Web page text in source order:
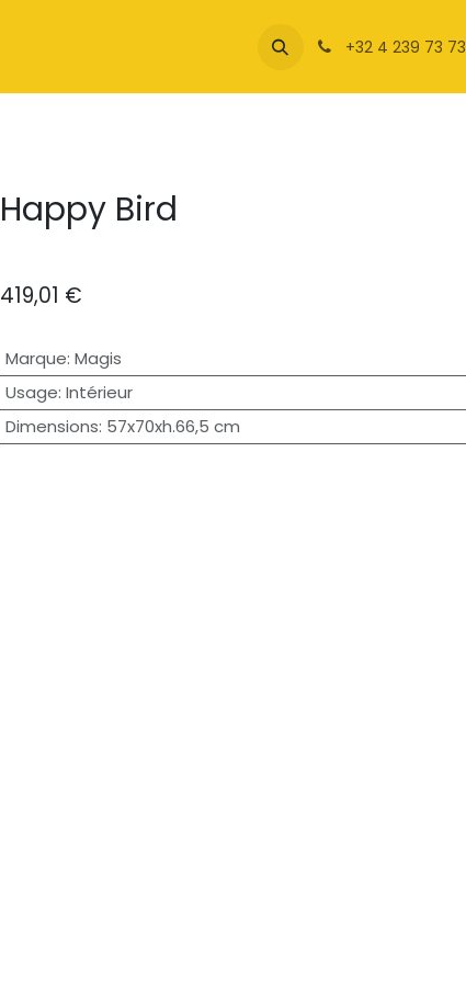
+32 4 239 73 73
Happy Bird
419,01 €
Marque: Magis
Usage: Intérieur
Dimensions: 57x70xh.66,5 cm